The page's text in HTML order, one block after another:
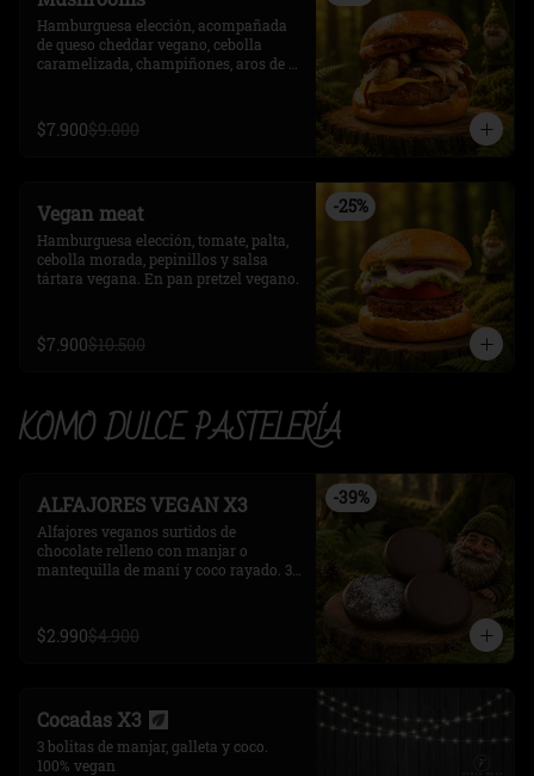
Hamburguesa elección, acompañada
de queso cheddar vegano, cebolla
caramelizada, champiñones, aros de
$7.900$9.000
-25%
Vegan meat
Hamburguesa elección, tomate, palta,
cebolla morada, pepinillos y salsa
tártara vegana. En pan pretzel vegano.
$7.900$10.500
KOMO DULCE PASTELERÍA
-39%
ALFAJORES VEGAN X3
Alfajores veganos surtidos de
chocolate relleno con manjar o
mantequilla de maní y coco rayado. 3
$2.990$4.900
Cocadas X3
3 bolitas de manjar, galleta y coco.
100% vegan